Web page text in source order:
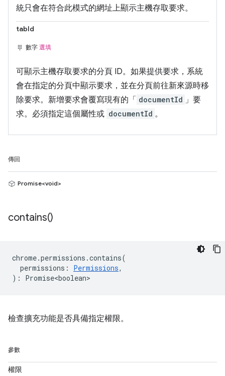
統只會在符合此模式的網址上顯示主機存取要求。
tabId
數字 選填
可顯示主機存取要求的分頁 ID。如果提供要求，系統
會在指定的分頁中顯示要求，並在分頁前往新來源時移
除要求。新增要求會覆寫現有的「 documentId 」要
求。必須指定這個屬性或 documentId 。
傳回
Promise<void>
contains()
chrome.permissions .contains(
permissions : Permissions,
) : Promise<boolean>
檢查擴充功能是否具備指定權限。
參數
權限